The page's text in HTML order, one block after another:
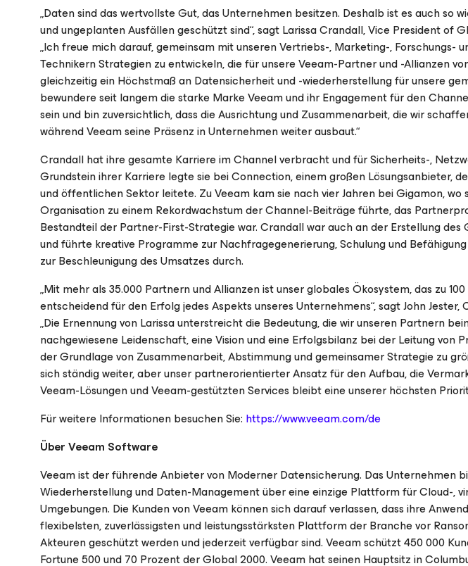
„Daten sind das wertvollste Gut, das Unternehmen besitzen. Deshalb ist es auch so
und ungeplanten Ausfällen geschützt sind“, sagt Larissa Crandall, Vice President of
„Ich freue mich darauf, gemeinsam mit unseren Vertriebs-, Marketing-, Forschungs-
Technikern Strategien zu entwickeln, die für unsere Veeam-Partner und -Allianzen
gleichzeitig ein Höchstmaß an Datensicherheit und -wiederherstellung für unsere
bewundere seit langem die starke Marke Veeam und ihr Engagement für den
sein und bin zuversichtlich, dass die Ausrichtung und Zusammenarbeit, die wir
während Veeam seine Präsenz in Unternehmen weiter ausbaut.“
Crandall hat ihre gesamte Karriere im Channel verbracht und für Sicherheits-,
Grundstein ihrer Karriere legte sie bei Connection, einem großen Lösungsanbieter,
und öffentlichen Sektor leitete. Zu Veeam kam sie nach vier Jahren bei Gigamon,
Organisation zu einem Rekordwachstum der Channel-Beiträge führte, das
Bestandteil der Partner-First-Strategie war. Crandall war auch an der Erstellung
und führte kreative Programme zur Nachfragegenerierung, Schulung und
zur Beschleunigung des Umsatzes durch.
„Mit mehr als 35.000 Partnern und Allianzen ist unser globales Ökosystem, das zu
entscheidend für den Erfolg jedes Aspekts unseres Unternehmens“, sagt John
„Die Ernennung von Larissa unterstreicht die Bedeutung, die wir unseren Partnern
nachgewiesene Leidenschaft, eine Vision und eine Erfolgsbilanz bei der Leitung von
der Grundlage von Zusammenarbeit, Abstimmung und gemeinsamer Strategie zu
sich ständig weiter, aber unser partnerorientierter Ansatz für den Aufbau, die
Veeam-Lösungen und Veeam-gestützten Services bleibt eine unserer höchsten
Für weitere Informationen besuchen Sie: https://www.veeam.com/de
Über Veeam Software
Veeam ist der führende Anbieter von Moderner Datensicherung. Das Unternehmen
Wiederherstellung und Daten-Management über eine einzige Plattform für Cloud-,
Umgebungen. Die Kunden von Veeam können sich darauf verlassen, dass ihre
flexibelsten, zuverlässigsten und leistungsstärksten Plattform der Branche vor
Akteuren geschützt werden und jederzeit verfügbar sind. Veeam schützt 450 000
Fortune 500 und 70 Prozent der Global 2000. Veeam hat seinen Hauptsitz in